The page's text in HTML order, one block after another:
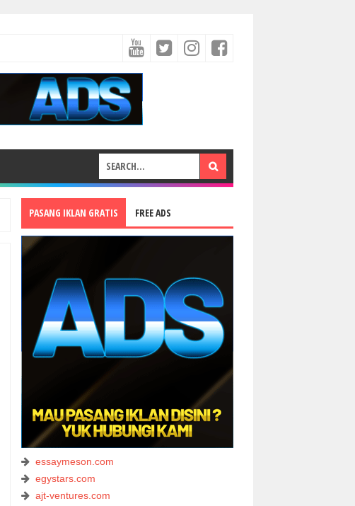
PASANG IKLAN GRATIS FREE ADS
essaymeson.com
egystars.com
ajt-ventures.com